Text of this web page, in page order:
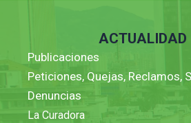
ACTUALIDAD
Publicaciones
Peticiones, Quejas, Reclamos,
Denuncias
La Curadora